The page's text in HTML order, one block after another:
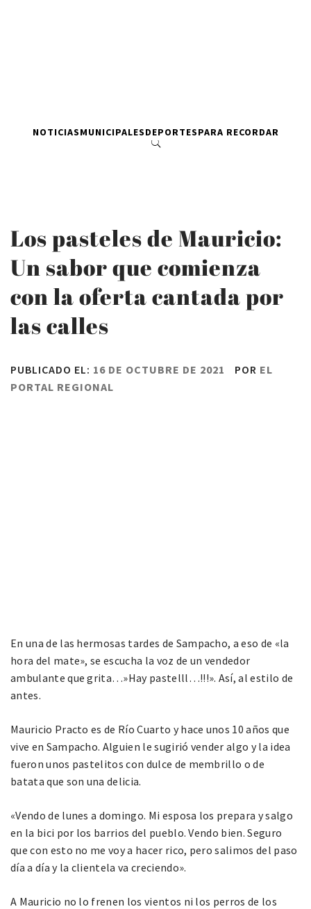
NOTICIASMUNICIPALESDEPORTESPARA RECORDAR
Los pasteles de Mauricio:
Un sabor que comienza
con la oferta cantada por
las calles
PUBLICADO EL: 16 DE OCTUBRE DE 2021 POR EL
PORTAL REGIONAL
En una de las hermosas tardes de Sampacho, a eso de «la
hora del mate», se escucha la voz de un vendedor
ambulante que grita…»Hay pastelll…!!!». Así, al estilo de
antes.
Mauricio Practo es de Río Cuarto y hace unos 10 años que
vive en Sampacho. Alguien le sugirió vender algo y la idea
fueron unos pastelitos con dulce de membrillo o de
batata que son una delicia.
«Vendo de lunes a domingo. Mi esposa los prepara y salgo
en la bici por los barrios del pueblo. Vendo bien. Seguro
que con esto no me voy a hacer rico, pero salimos del paso
día a día y la clientela va creciendo».
A Mauricio no lo frenen los vientos ni los perros de los